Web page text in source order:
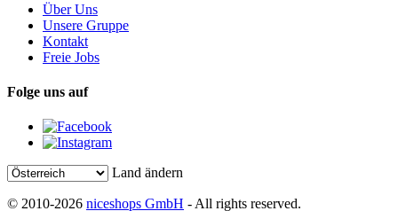
Über Uns
Unsere Gruppe
Kontakt
Freie Jobs
Folge uns auf
Land ändern
© 2010-2026 niceshops GmbH - All rights reserved.